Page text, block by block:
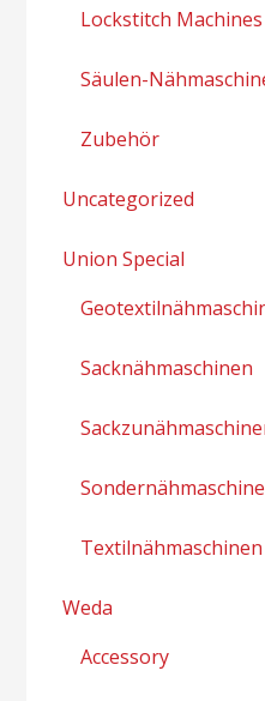
Lockstitch Machines
Säulen-
Zubehör
Uncategorized
Union Special
Sacknähmaschinen
Textilnähmaschinen
Weda
Accessory